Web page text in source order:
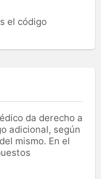
el código
da derecho a
adicional, según
mismo. En el